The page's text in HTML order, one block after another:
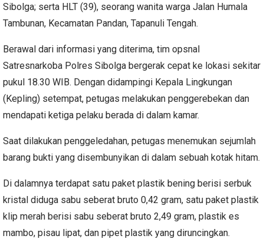
Sibolga; serta HLT (39), seorang wanita warga Jalan Humala
Tambunan, Kecamatan Pandan, Tapanuli Tengah.
Berawal dari informasi yang diterima, tim opsnal
Satresnarkoba Polres Sibolga bergerak cepat ke lokasi sekitar
pukul 18.30 WIB. Dengan didampingi Kepala Lingkungan
(Kepling) setempat, petugas melakukan penggerebekan dan
mendapati ketiga pelaku berada di dalam kamar.
Saat dilakukan penggeledahan, petugas menemukan sejumlah
barang bukti yang disembunyikan di dalam sebuah kotak hitam.
Di dalamnya terdapat satu paket plastik bening berisi serbuk
kristal diduga sabu seberat bruto 0,42 gram, satu paket plastik
klip merah berisi sabu seberat bruto 2,49 gram, plastik es
mambo, pisau lipat, dan pipet plastik yang diruncingkan.